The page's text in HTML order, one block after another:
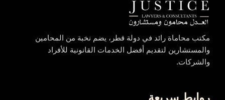
مكتب محاماة رائد في دولة قطر، يضم نخبة من المحامين
والمستشارين لتقديم أفضل الخدمات القانونية للأفراد
والشركات.